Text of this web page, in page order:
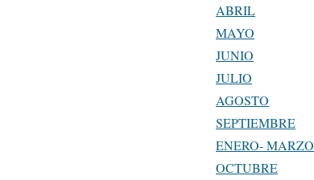
ABRIL
MAYO
JUNIO
JULIO
AGOSTO
SEPTIEMBRE
ENERO- MARZO
OCTUBRE